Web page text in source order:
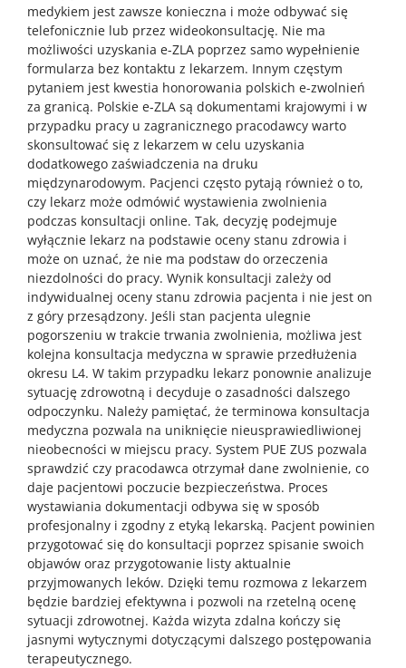
medykiem jest zawsze konieczna i może odbywać się
telefonicznie lub przez wideokonsultację. Nie ma
możliwości uzyskania e-ZLA poprzez samo wypełnienie
formularza bez kontaktu z lekarzem. Innym częstym
pytaniem jest kwestia honorowania polskich e-zwolnień
za granicą. Polskie e-ZLA są dokumentami krajowymi i w
przypadku pracy u zagranicznego pracodawcy warto
skonsultować się z lekarzem w celu uzyskania
dodatkowego zaświadczenia na druku
międzynarodowym. Pacjenci często pytają również o to,
czy lekarz może odmówić wystawienia zwolnienia
podczas konsultacji online. Tak, decyzję podejmuje
wyłącznie lekarz na podstawie oceny stanu zdrowia i
może on uznać, że nie ma podstaw do orzeczenia
niezdolności do pracy. Wynik konsultacji zależy od
indywidualnej oceny stanu zdrowia pacjenta i nie jest on
z góry przesądzony. Jeśli stan pacjenta ulegnie
pogorszeniu w trakcie trwania zwolnienia, możliwa jest
kolejna konsultacja medyczna w sprawie przedłużenia
okresu L4. W takim przypadku lekarz ponownie analizuje
sytuację zdrowotną i decyduje o zasadności dalszego
odpoczynku. Należy pamiętać, że terminowa konsultacja
medyczna pozwala na uniknięcie nieusprawiedliwionej
nieobecności w miejscu pracy. System PUE ZUS pozwala
sprawdzić czy pracodawca otrzymał dane zwolnienie, co
daje pacjentowi poczucie bezpieczeństwa. Proces
wystawiania dokumentacji odbywa się w sposób
profesjonalny i zgodny z etyką lekarską. Pacjent powinien
przygotować się do konsultacji poprzez spisanie swoich
objawów oraz przygotowanie listy aktualnie
przyjmowanych leków. Dzięki temu rozmowa z lekarzem
będzie bardziej efektywna i pozwoli na rzetelną ocenę
sytuacji zdrowotnej. Każda wizyta zdalna kończy się
jasnymi wytycznymi dotyczącymi dalszego postępowania
terapeutycznego.